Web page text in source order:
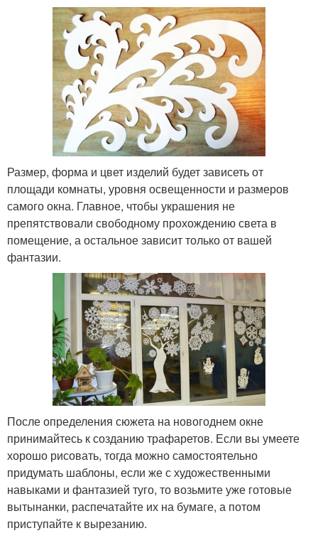
Размер, форма и цвет изделий будет зависеть от
площади комнаты, уровня освещенности и размеров
самого окна. Главное, чтобы украшения не
препятствовали свободному прохождению света в
помещение, а остальное зависит только от вашей
фантазии.
После определения сюжета на новогоднем окне
принимайтесь к созданию трафаретов. Если вы умеете
хорошо рисовать, тогда можно самостоятельно
придумать шаблоны, если же с художественными
навыками и фантазией туго, то возьмите уже готовые
вытынанки, распечатайте их на бумаге, а потом
приступайте к вырезанию.